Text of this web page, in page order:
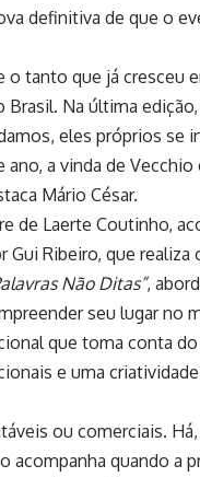
definitiva de que o
tanto que já cresceu
Na última
eles próprios se
a vinda de Vecchio
Mário César.
de Laerte Coutinho,
Ribeiro, que realiza
Não Ditas”,
seu lugar no
que toma conta
e uma
ou comerciais.
quando a